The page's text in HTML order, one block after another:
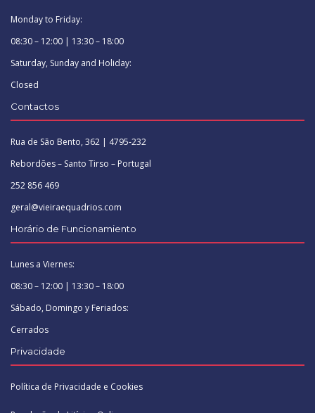
Monday to Friday:
08:30 – 12:00 | 13:30 – 18:00
Saturday, Sunday and Holiday:
Closed
Contactos
Rua de São Bento, 362 | 4795-232
Rebordões – Santo Tirso – Portugal
252 856 469
geral@vieiraequadrios.com
Horário de Funcionamiento
Lunes a Viernes:
08:30 – 12:00 | 13:30 – 18:00
Sábado, Domingo y Feriados:
Cerrados
Privacidade
Política de Privacidade e Cookies